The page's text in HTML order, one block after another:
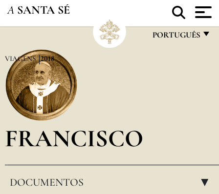
A SANTA SÉ
PORTUGUÊS
POLSKI
VIAGENS 2018
FRANCISCO
DOCUMENTOS ▸